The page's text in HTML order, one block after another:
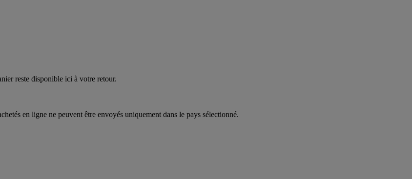
reste disponible ici à votre retour.
en ligne ne peuvent être envoyés uniquement dans le pays sélectionné.